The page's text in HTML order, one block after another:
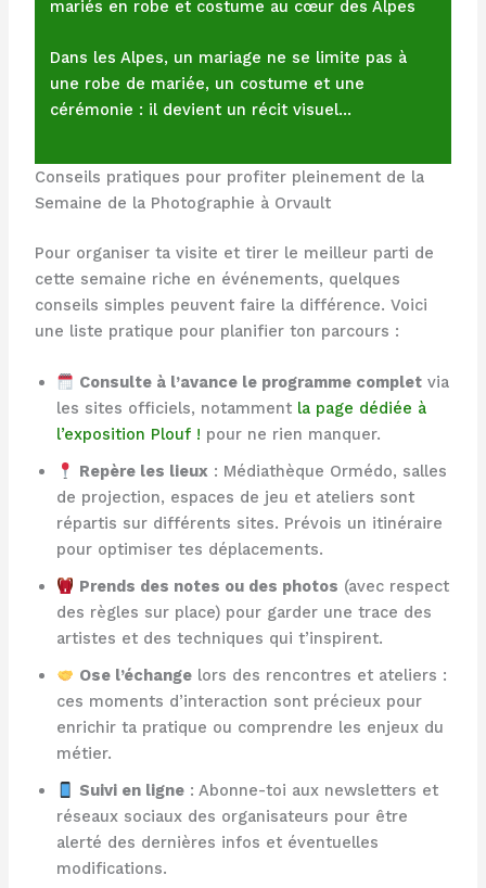
mariés en robe et costume au cœur des Alpes
Dans les Alpes, un mariage ne se limite pas à
une robe de mariée, un costume et une
cérémonie : il devient un récit visuel…
Conseils pratiques pour profiter pleinement de la
Semaine de la Photographie à Orvault
Pour organiser ta visite et tirer le meilleur parti de
cette semaine riche en événements, quelques
conseils simples peuvent faire la différence. Voici
une liste pratique pour planifier ton parcours :
Consulte à l’avance le programme complet via
les sites officiels, notamment la page dédiée à
l’exposition Plouf ! pour ne rien manquer.
Repère les lieux : Médiathèque Ormédo, salles
de projection, espaces de jeu et ateliers sont
répartis sur différents sites. Prévois un itinéraire
pour optimiser tes déplacements.
Prends des notes ou des photos (avec respect
des règles sur place) pour garder une trace des
artistes et des techniques qui t’inspirent.
Ose l’échange lors des rencontres et ateliers :
ces moments d’interaction sont précieux pour
enrichir ta pratique ou comprendre les enjeux du
métier.
Suivi en ligne : Abonne-toi aux newsletters et
réseaux sociaux des organisateurs pour être
alerté des dernières infos et éventuelles
modifications.